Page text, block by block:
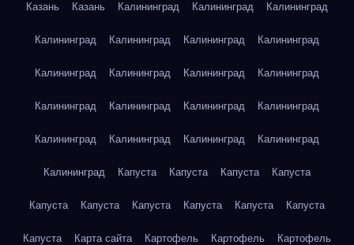
Казань Казань Калининград Калининград Калининград
Калининград Калининград Калининград Калининград
Калининград Калининград Калининград Калининград
Калининград Калининград Калининград Калининград
Калининград Калининград Калининград Калининград
Калининград Капуста Капуста Капуста Капуста
Капуста Капуста Капуста Капуста Капуста Капуста
Капуста Карта сайта Картофель Картофель Картофель